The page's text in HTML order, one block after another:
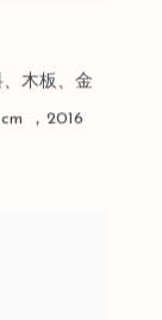
木板、金
，2016